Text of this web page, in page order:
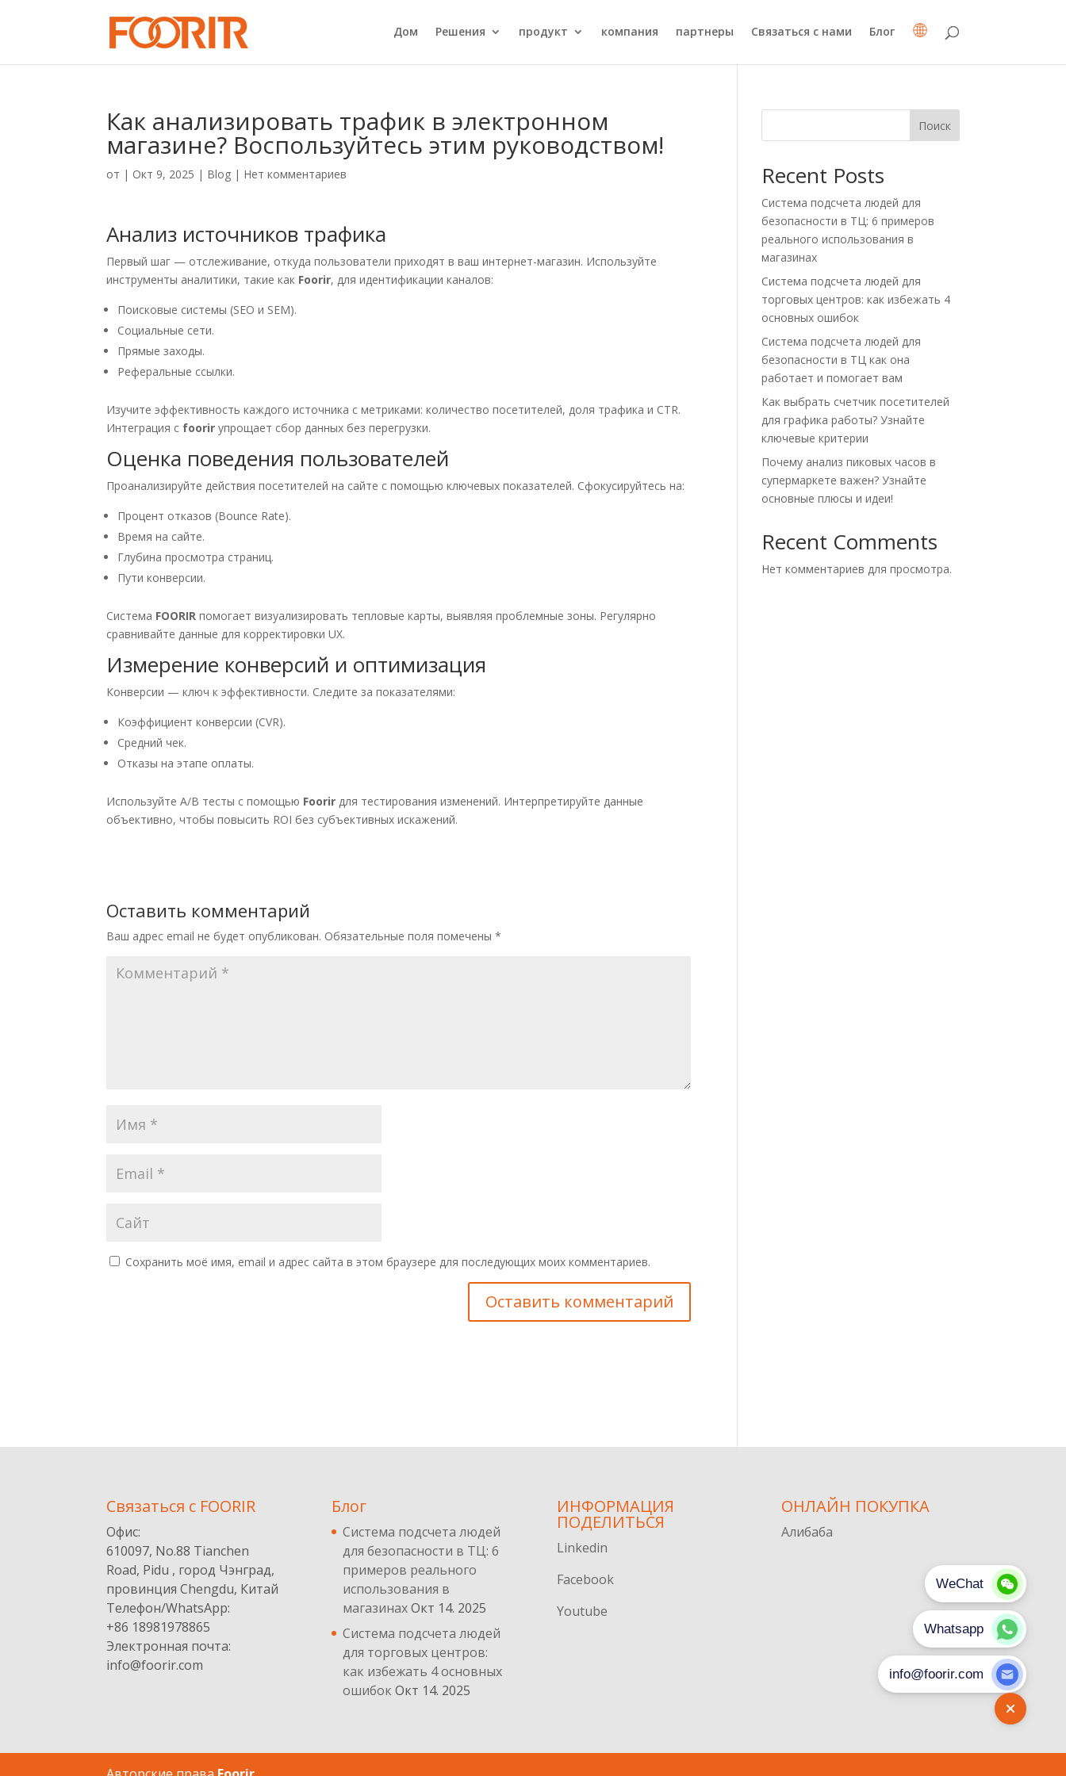
Дом Решения продукт компания партнеры Связаться с нами Блог
Как анализировать трафик в электронном
магазине? Воспользуйтесь этим руководством!
от | Окт 9, 2025 | Blog | Нет комментариев
Анализ источников трафика
Первый шаг — отслеживание, откуда пользователи приходят в ваш интернет-магазин. Используйте
инструменты аналитики, такие как Foorir, для идентификации каналов:
Поисковые системы (SEO и SEM).
Социальные сети.
Прямые заходы.
Реферальные ссылки.
Изучите эффективность каждого источника с метриками: количество посетителей, доля трафика и CTR.
Интеграция с foorir упрощает сбор данных без перегрузки.
Оценка поведения пользователей
Проанализируйте действия посетителей на сайте с помощью ключевых показателей. Сфокусируйтесь на:
Процент отказов (Bounce Rate).
Время на сайте.
Глубина просмотра страниц.
Пути конверсии.
Система FOORIR помогает визуализировать тепловые карты, выявляя проблемные зоны. Регулярно
сравнивайте данные для корректировки UX.
Измерение конверсий и оптимизация
Конверсии — ключ к эффективности. Следите за показателями:
Коэффициент конверсии (CVR).
Средний чек.
Отказы на этапе оплаты.
Используйте A/B тесты с помощью Foorir для тестирования изменений. Интерпретируйте данные
объективно, чтобы повысить ROI без субъективных искажений.
Оставить комментарий
Ваш адрес email не будет опубликован. Обязательные поля помечены*
Сохранить моё имя, email и адрес сайта в этом браузере для последующих моих комментариев.
Поиск
Recent Posts
Система подсчета людей для
безопасности в ТЦ: 6 примеров
реального использования в
магазинах
Система подсчета людей для
торговых центров: как избежать 4
основных ошибок
Система подсчета людей для
безопасности в ТЦ как она
работает и помогает вам
Как выбрать счетчик посетителей
для графика работы? Узнайте
ключевые критерии
Почему анализ пиковых часов в
супермаркете важен? Узнайте
основные плюсы и идеи!
Recent Comments
Нет комментариев для просмотра.
Cвязаться с FOORIR
Офис:
610097, No.88 Tianchen
Road, Pidu , город Чэнград,
провинция Chengdu, Китай
Телефон/WhatsApp:
+86 18981978865
Электронная почта:
info@foorir.com
Блог
Система подсчета людей
для безопасности в ТЦ: 6
примеров реального
использования в
магазинахОкт 14. 2025
Система подсчета людей
для торговых центров:
как избежать 4 основных
ошибок Окт 14. 2025
ИНФОРМАЦИЯ
ПОДЕЛИТЬСЯ
Linkedin
Facebook
Youtube
ОНЛАЙН ПОКУПКА
Алибаба